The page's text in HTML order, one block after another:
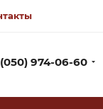
974-06-60